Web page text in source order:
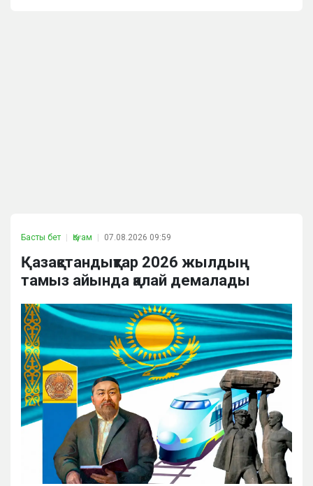
Басты бет Қоғам 07.08.2026 09:59
Қазақстандықтар 2026 жылдың
тамыз айында қалай демалады